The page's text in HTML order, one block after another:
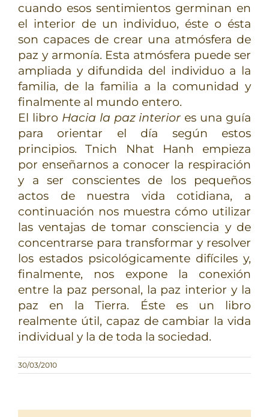
cuando esos sentimientos germinan en
el interior de un individuo, éste o ésta
son capaces de crear una atmósfera de
paz y armonía. Esta atmósfera puede ser
ampliada y difundida del individuo a la
familia, de la familia a la comunidad y
finalmente al mundo entero.
El libro Hacia la paz interior es una guía
para orientar el día según estos
principios. Tnich Nhat Hanh empieza
por enseñarnos a conocer la respiración
y a ser conscientes de los pequeños
actos de nuestra vida cotidiana, a
continuación nos muestra cómo utilizar
las ventajas de tomar consciencia y de
concentrarse para transformar y resolver
los estados psicológicamente difíciles y,
finalmente, nos expone la conexión
entre la paz personal, la paz interior y la
paz en la Tierra. Éste es un libro
realmente útil, capaz de cambiar la vida
individual y la de toda la sociedad.
30/03/2010